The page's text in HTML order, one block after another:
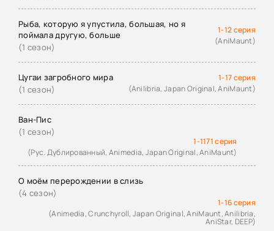
Рыба, которую я упустила, большая, но я
поймала другую, больше
(1 сезон)
1-12 серия
(AniMaunt)
Цугаи загробного мира
(1 сезон)
1-17 серия
(Anilibria, Japan Original, AniMaunt)
Ван-Пис
(1 сезон)
1-1171 серия
(Рус. Дублированный, Animedia, Japan Original, AniMaunt)
О моём перерождении в слизь
(4 сезон)
1-16 серия
(Animedia, Crunchyroll, Japan Original, AniMaunt, Anilibria,
AniStar, DEEP)